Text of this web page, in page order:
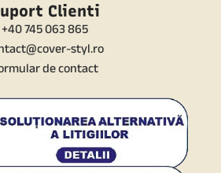
Clienti
+40 745 063 865
styl.ro
de contact